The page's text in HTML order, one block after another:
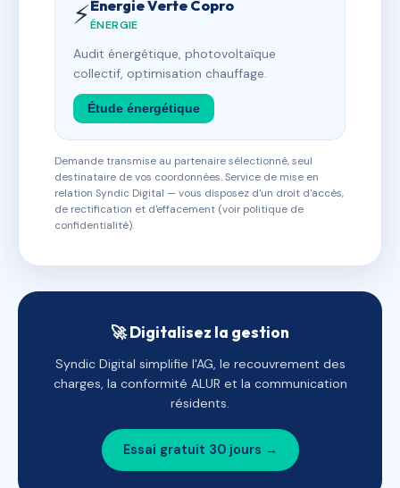
⚡Énergie Verte Copro
ÉNERGIE
Audit énergétique, photovoltaïque
collectif, optimisation chauffage.
Étude énergétique
Demande transmise au partenaire sélectionné, seul
destinataire de vos coordonnées. Service de mise en
relation Syndic Digital — vous disposez d'un droit d'accès,
de rectification et d'effacement (voir politique de
confidentialité).
🚀 Digitalisez la gestion
Syndic Digital simplifie l'AG, le recouvrement des
charges, la conformité ALUR et la communication
résidents.
Essai gratuit 30 jours →